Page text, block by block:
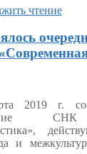
чтение
2019 г.
СНК
и